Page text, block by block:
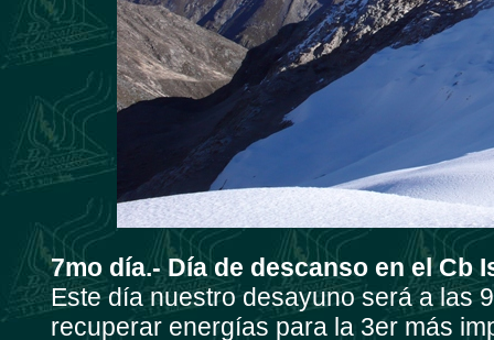
7mo día.- Día de descanso en el Cb
Este día nuestro desayuno será a las
recuperar energías para la 3er más